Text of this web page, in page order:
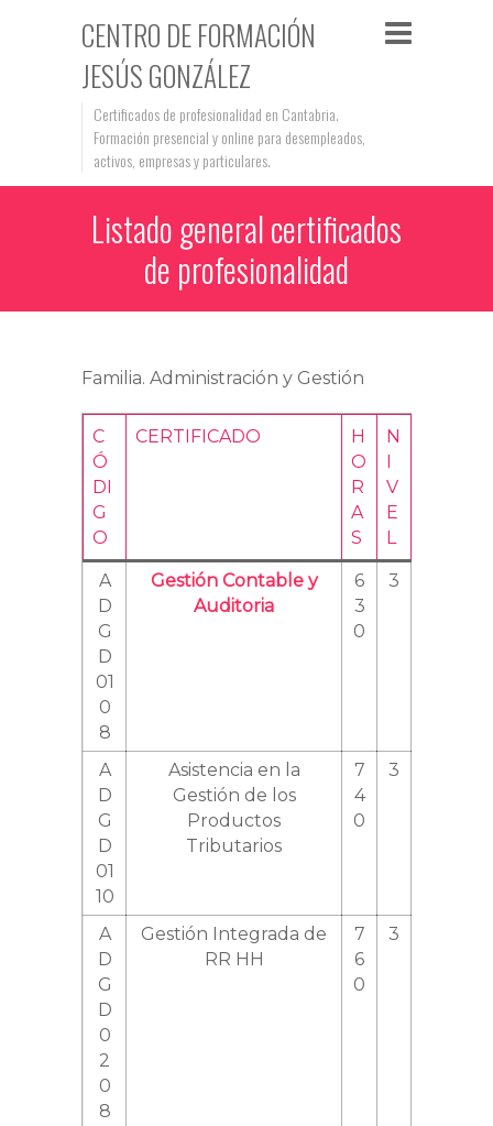
CENTRO DE FORMACIÓN
JESÚS GONZÁLEZ
Certificados de profesionalidad en Cantabria.
Formación presencial y online para desempleados,
activos, empresas y particulares.
Listado general certificados
de profesionalidad
Familia. Administración y Gestión
C
Ó
DI
G
O
CERTIFICADO
H
O
R
A
S
N
I
V
E
L
A
D
G
D
01
0
8
Gestión Contable y
Auditoria
6
3
0
3
A
D
G
D
01
10
Asistencia en la
Gestión de los
Productos
Tributarios
7
4
0
3
A
D
G
D
0
2
0
8
Gestión Integrada de
RR HH
7
6
0
3